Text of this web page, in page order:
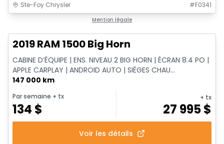
Ste-Foy Chrysler #F0341
Mention légale
2019 RAM 1500 Big Horn
CABINE D’ÉQUIPE | ENS. NIVEAU 2 BIG HORN | ÉCRAN 8.4 PO |
APPLE CARPLAY | ANDROID AUTO | SIÈGES CHAU...
147 000 km
Par semaine + tx
134 $
+ tx
27 995$
Voir les détails